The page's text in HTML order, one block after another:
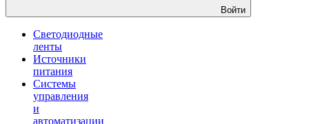
Войти
Светодиодные
ленты
Источники
питания
Системы
управления
и
автоматизации